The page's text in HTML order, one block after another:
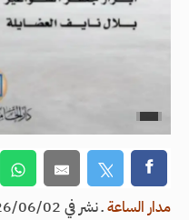
مدار الساعةـنشر في 2026/06/02 الساعة 18:16